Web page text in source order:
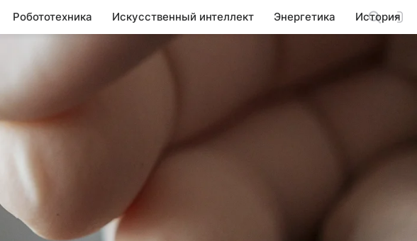
Робототехника Искусственный интеллект Энергетика История